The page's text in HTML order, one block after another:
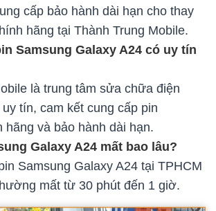
cấp bảo hành dài hạn cho thay
hãng tại Thành Trung Mobile.
Samsung Galaxy A24 có uy tín
là trung tâm sửa chữa điện
tín, cam kết cung cấp pin
hãng và bảo hành dài hạn.
Galaxy A24 mất bao lâu?
Samsung Galaxy A24 tại TPHCM
mất từ 30 phút đến 1 giờ.